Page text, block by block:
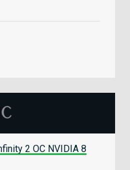
2 OC NVIDIA 8